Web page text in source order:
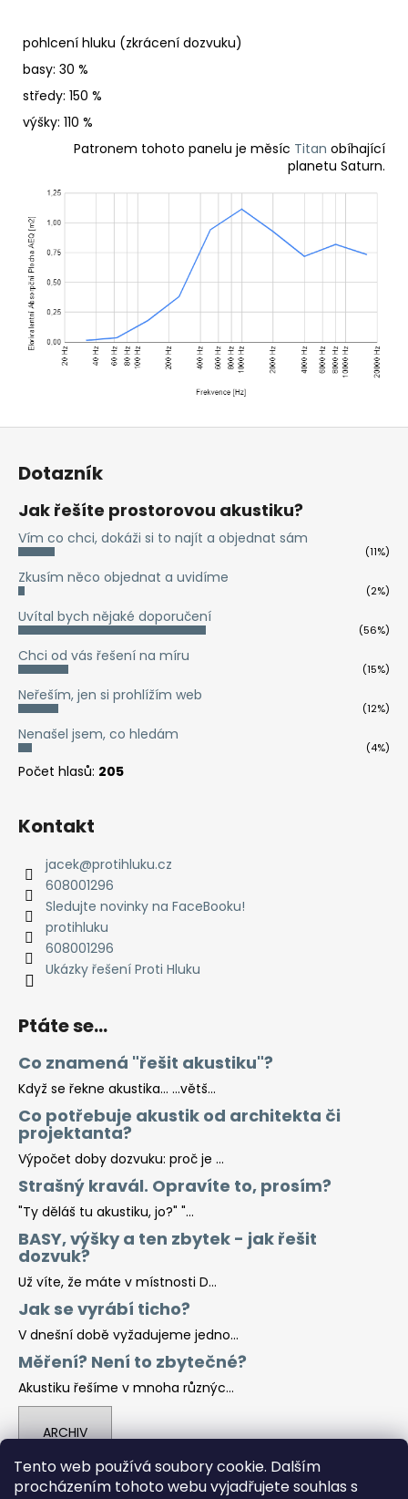
Tento web používá soubory cookie. Dalším
procházením tohoto webu vyjadřujete souhlas s
pohlcení hluku (zkrácení dozvuku)
basy: 30 %
středy: 150 %
výšky: 110 %
Patronem tohoto panelu je měsíc Titan obíhající
planetu Saturn.
Dotazník
Jak řešíte prostorovou akustiku?
Vím co chci, dokáži si to najít a objednat sám
(11%)
Zkusím něco objednat a uvidíme
(2%)
Uvítal bych nějaké doporučení
(56%)
Chci od vás řešení na míru
(15%)
Neřeším, jen si prohlížím web
(12%)
Nenašel jsem, co hledám
(4%)
Počet hlasů: 205
Kontakt
jacek@protihluku.cz
608001296
Sledujte novinky na FaceBooku!
protihluku
608001296
Ukázky řešení Proti Hluku
Ptáte se...
Co znamená "řešit akustiku"?
Když se řekne akustika… …větš...
Co potřebuje akustik od architekta či
projektanta?
Výpočet doby dozvuku: proč je ...
Strašný kravál. Opravíte to, prosím?
"Ty děláš tu akustiku, jo?" "...
BASY, výšky a ten zbytek - jak řešit
dozvuk?
Už víte, že máte v místnosti D...
Jak se vyrábí ticho?
V dnešní době vyžadujeme jedno...
Měření? Není to zbytečné?
Akustiku řešíme v mnoha různýc...
ARCHIV